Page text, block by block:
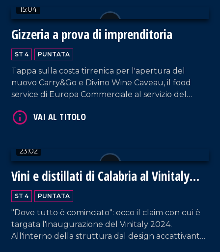
15:04
Gizzeria a prova di imprenditoria
ST 4 PUNTATA
Tappa sulla costa tirrenica per l'apertura del
nuovo Carry&Go e Divino Wine Caveau, il food
service di Europa Commerciale al servizio del
23:02
Vini e distillati di Calabria al Vinitaly
2024
ST 4 PUNTATA
"Dove tutto è cominciato": ecco il claim con cui è
targata l'inaugurazione del Vinitaly 2024.
All'interno della struttura dal design accattivante,
VAI AL TITOLO
VAI AL TITOLO
VAI AL TITOLO